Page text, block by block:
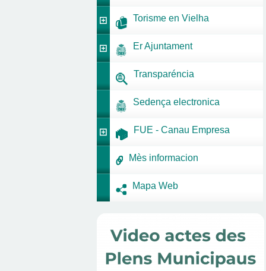
Torisme en Vielha
Er Ajuntament
Transparéncia
Sedença electronica
FUE - Canau Empresa
Mès informacion
Mapa Web